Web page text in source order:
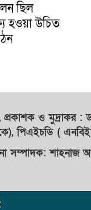
ছিল
হওয়া উচিত
প্রকাশকওমুদ্রাকর:
পিএইচডি (
সম্পাদক: শাহনাজ